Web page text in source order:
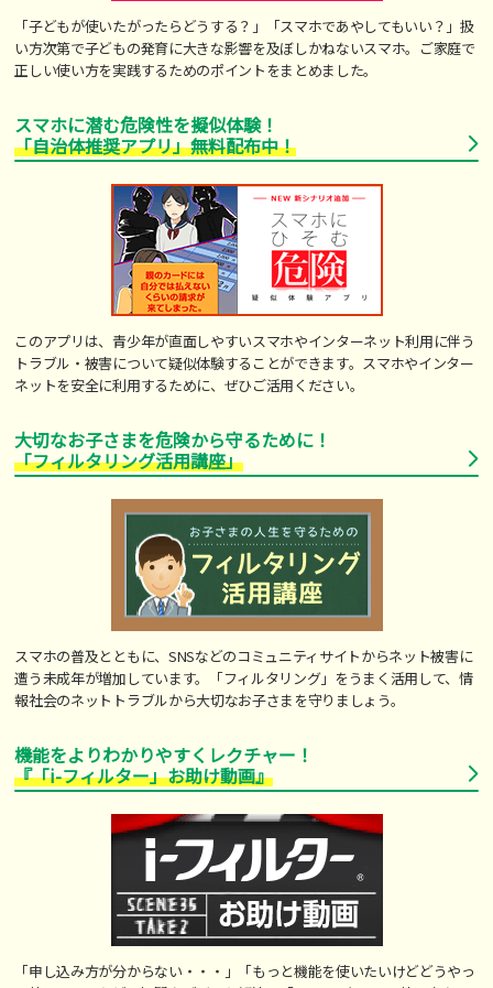
「子どもが使いたがったらどうする？」「スマホであやしてもいい？」扱
い方次第で子どもの発育に大きな影響を及ぼしかねないスマホ。ご家庭で
正しい使い方を実践するためのポイントをまとめました。
スマホに潜む危険性を擬似体験！
「自治体推奨アプリ」無料配布中！
このアプリは、青少年が直面しやすいスマホやインターネット利用に伴う
トラブル・被害について疑似体験することができます。スマホやインター
ネットを安全に利用するために、ぜひご活用ください。
大切なお子さまを危険から守るために！
「フィルタリング活用講座」
スマホの普及とともに、SNSなどのコミュニティサイトからネット被害に
遭う未成年が増加しています。「フィルタリング」をうまく活用して、情
報社会のネットトラブルから大切なお子さまを守りましょう。
機能をよりわかりやすくレクチャー！
『「i-フィルター」お助け動画』
「申し込み方が分からない・・・」「もっと機能を使いたいけどどうやっ